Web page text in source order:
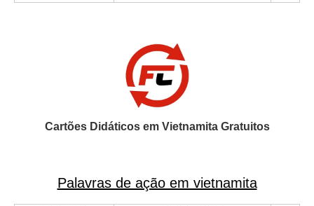
Cartões Didáticos em Vietnamita Gratuitos
Palavras de ação em vietnamita